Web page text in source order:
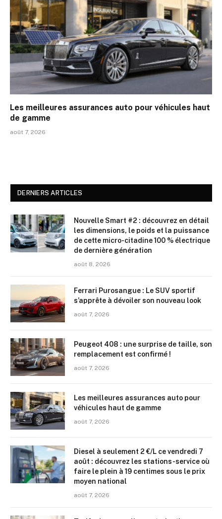
Les meilleures assurances auto pour véhicules haut
de gamme
août 7, 2026
DERNIERS ARTICLES
Nouvelle Smart #2 : découvrez en détail
les dimensions, le poids et la puissance
de cette micro-citadine 100 % électrique
de dernière génération
août 8, 2026
Ferrari Purosangue : Le SUV sportif
s’apprête à dévoiler son nouveau look
août 7, 2026
Peugeot 408 : une surprise de taille, son
remplacement est confirmé !
août 7, 2026
Les meilleures assurances auto pour
véhicules haut de gamme
août 7, 2026
Diesel à seulement 2 €/L ce vendredi 7
août : découvrez les stations-service où
faire le plein à 19 centimes sous le prix
moyen national
août 7, 2026